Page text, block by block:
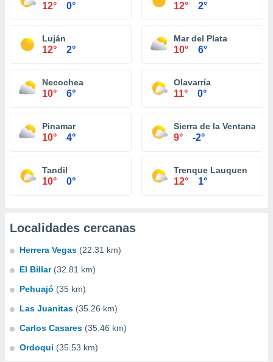
12° 0° 12° 2°
Luján
12° 2°
Mar del Plata
10° 6°
Necochea
10° 6°
Olavarría
11° 0°
Pinamar
10° 4°
Sierra de la Ventana
9° -2°
Tandil
10° 0°
Trenque Lauquen
12° 1°
Localidades cercanas
Herrera Vegas (22.31 km)
El Billar (32.81 km)
Pehuajó (35 km)
Las Juanitas (35.26 km)
Carlos Casares (35.46 km)
Ordoqui (35.53 km)